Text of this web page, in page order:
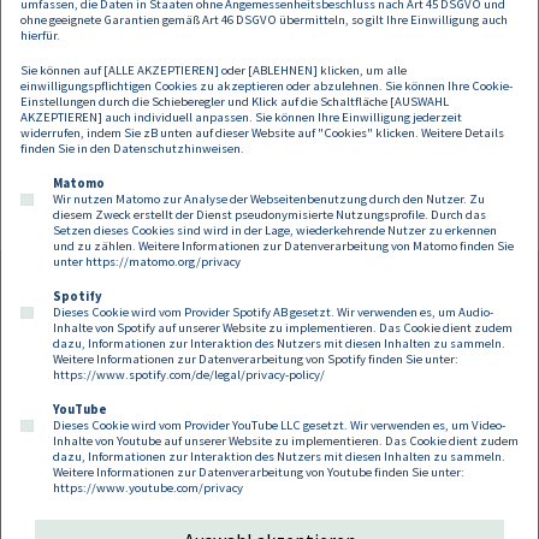
übernehmen wir keine Haftung für allfälligen
Schadenersatz.
Footer
Kontakt Datenschutz
Impressum
Compliance
Cookies
umfassen, die Daten in Staaten ohne Angemessenheitsbeschluss nach Art 45 DSGVO und
ohne geeignete Garantien gemäß Art 46 DSGVO übermitteln, so gilt Ihre Einwilligung auch
hierfür.
Sie können auf [ALLE AKZEPTIEREN] oder [ABLEHNEN] klicken, um alle
einwilligungspflichtigen Cookies zu akzeptieren oder abzulehnen. Sie können Ihre Cookie-
Einstellungen durch die Schieberegler und Klick auf die Schaltfläche [AUSWAHL
AKZEPTIEREN] auch individuell anpassen. Sie können Ihre Einwilligung jederzeit
widerrufen, indem Sie zB unten auf dieser Website auf "Cookies" klicken. Weitere Details
finden Sie in den Datenschutzhinweisen.
Matomo
Wir nutzen Matomo zur Analyse der Webseitenbenutzung durch den Nutzer. Zu
diesem Zweck erstellt der Dienst pseudonymisierte Nutzungsprofile. Durch das
Setzen dieses Cookies sind wird in der Lage, wiederkehrende Nutzer zu erkennen
und zu zählen. Weitere Informationen zur Datenverarbeitung von Matomo finden Sie
unter https://matomo.org/privacy
Spotify
Dieses Cookie wird vom Provider Spotify AB gesetzt. Wir verwenden es, um Audio-
Inhalte von Spotify auf unserer Website zu implementieren. Das Cookie dient zudem
dazu, Informationen zur Interaktion des Nutzers mit diesen Inhalten zu sammeln.
Weitere Informationen zur Datenverarbeitung von Spotify finden Sie unter:
https://www.spotify.com/de/legal/privacy-policy/
YouTube
Dieses Cookie wird vom Provider YouTube LLC gesetzt. Wir verwenden es, um Video-
Inhalte von Youtube auf unserer Website zu implementieren. Das Cookie dient zudem
dazu, Informationen zur Interaktion des Nutzers mit diesen Inhalten zu sammeln.
Weitere Informationen zur Datenverarbeitung von Youtube finden Sie unter:
https://www.youtube.com/privacy
Follow us on: